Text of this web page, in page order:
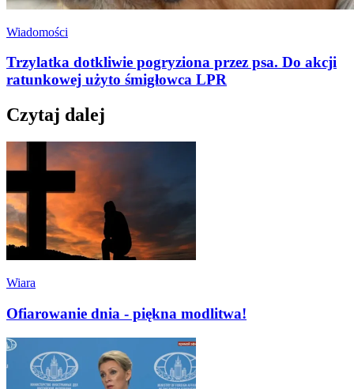
Wiadomości
Trzylatka dotkliwie pogryziona przez psa. Do akcji
ratunkowej użyto śmigłowca LPR
Czytaj dalej
Wiara
Ofiarowanie dnia - piękna modlitwa!